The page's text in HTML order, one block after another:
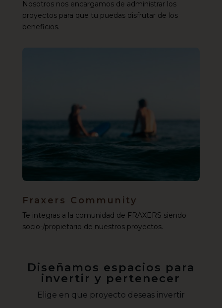
Nosotros nos encargamos de administrar los
proyectos para que tu puedas disfrutar de los
beneficios.
Fraxers Community
Te integras a la comunidad de FRAXERS siendo
socio-/propietario de nuestros proyectos.
Diseñamos espacios para
invertir y pertenecer
Elige en que proyecto deseas invertir